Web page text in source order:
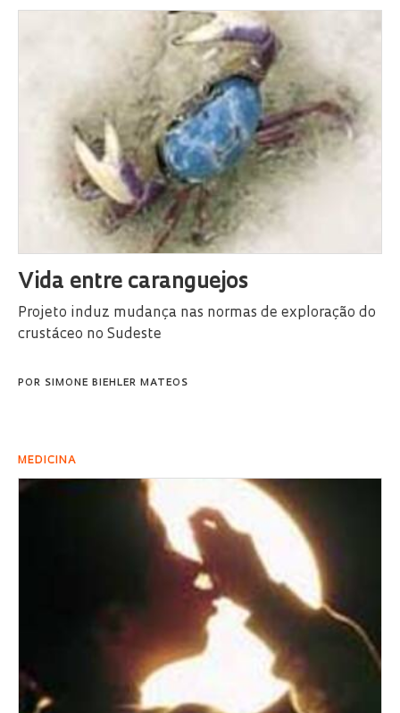
Vida entre caranguejos
Projeto induz mudança nas normas de exploração do
crustáceo no Sudeste
POR SIMONE BIEHLER MATEOS
MEDICINA